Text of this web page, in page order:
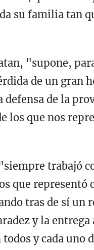
su familia tan
"supone,
de un gran
de la
los que nos
trabajó
que representó
tras de sí un
y la
y cada uno